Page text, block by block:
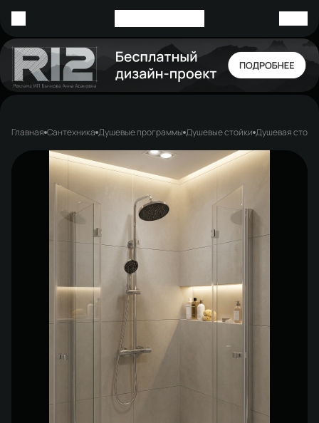
Главная Сантехника Душевые программы Душевые стойки Душевая